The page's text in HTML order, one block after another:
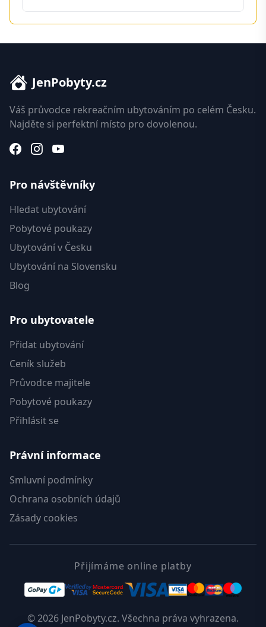
JenPobyty.cz
Váš průvodce rekreačním ubytováním po celém Česku.
Najděte si perfektní místo pro dovolenou.
Pro návštěvníky
Hledat ubytování
Pobytové poukazy
Ubytování v Česku
Ubytování na Slovensku
Blog
Pro ubytovatele
Přidat ubytování
Ceník služeb
Průvodce majitele
Pobytové poukazy
Přihlásit se
Právní informace
Smluvní podmínky
Ochrana osobních údajů
Zásady cookies
Přijímáme online platby
© 2026 JenPobyty.cz. Všechna práva vyhrazena.